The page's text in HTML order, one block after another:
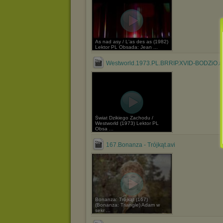
As nad asy / L'as des as (1982)
Lektor PL Obsada: Jean ...
Westworld.1973.PL.BRRIP.XVID-BODZiO.avi
Świat Dzikiego Zachodu /
Westworld (1973) Lektor PL
Obsa ...
167.Bonanza - Trójkąt.avi
Bonanza: Trójkąt (167)
(Bonanza: Triangle) Adam w
sekr ...